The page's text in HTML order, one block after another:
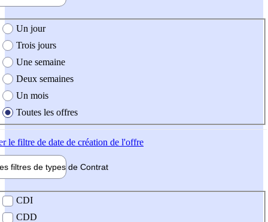
création de l'offre
Un jour
Trois jours
Une semaine
Deux semaines
Un mois
Toutes les offres
le filtre de date de création de l'offre
filtres de types de Contrat
contrat
CDI
CDD